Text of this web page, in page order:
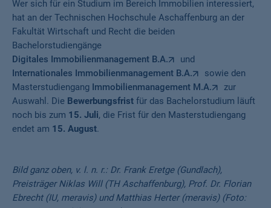
Wer sich für ein Studium im Bereich Immobilien interessiert,
hat an der Technischen Hochschule Aschaffenburg an der
Fakultät Wirtschaft und Recht die beiden
Bachelorstudiengänge
Digitales Immobilienmanagement B.A.
und
Internationales Immobilienmanagement B.A.
sowie den
Masterstudiengang Immobilienmanagement M.A.
zur
Auswahl. Die Bewerbungsfrist für das Bachelorstudium läuft
noch bis zum 15. Juli, die Frist für den Masterstudiengang
endet am 15. August.
Bild ganz oben, v. l. n. r.: Dr. Frank Eretge (Gundlach),
Preisträger Niklas Will (TH Aschaffenburg), Prof. Dr. Florian
Ebrecht (IU, meravis) und Matthias Herter (meravis) (Foto: